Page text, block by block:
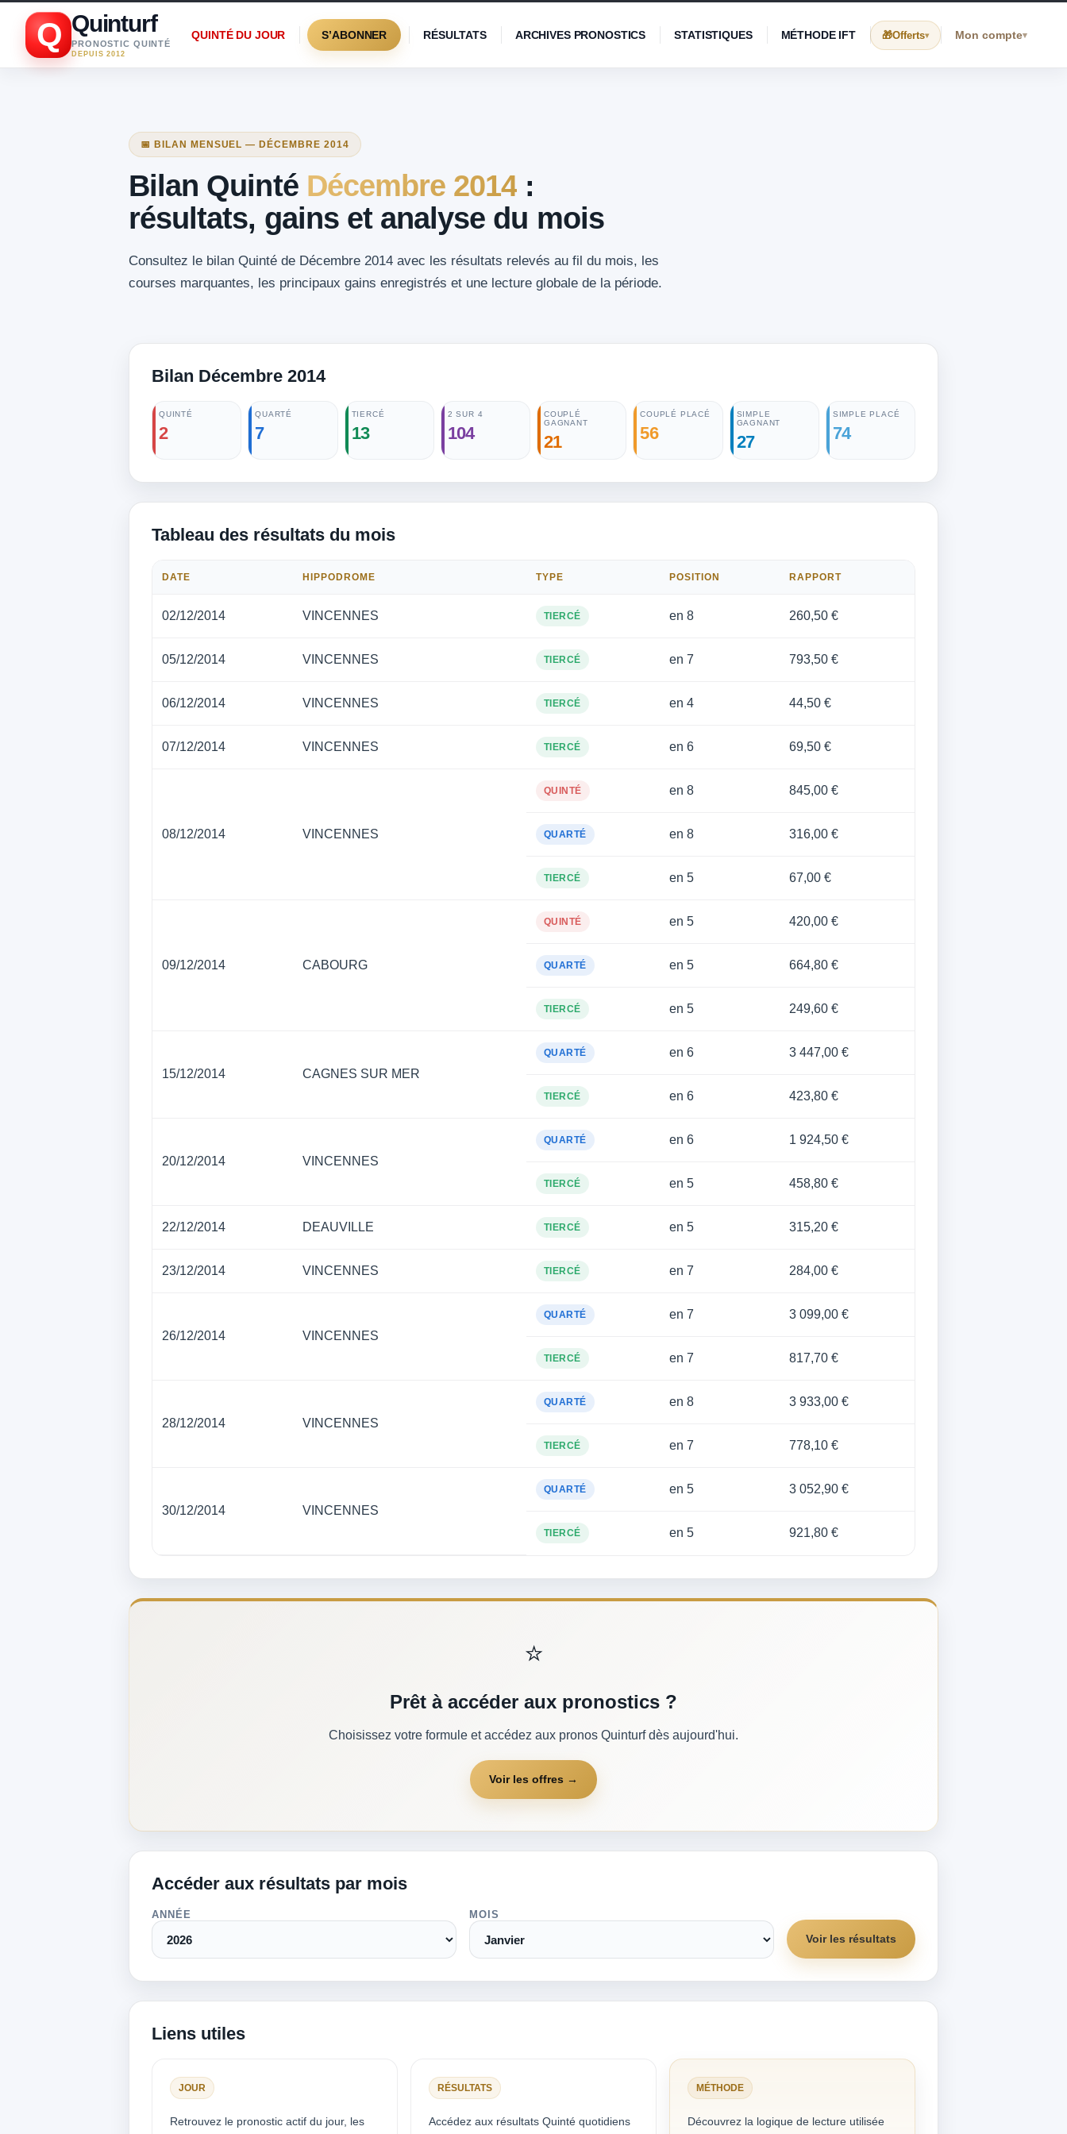
Q Quinturf
PRONOSTIC QUINTÉ
DEPUIS 2012
QUINTÉ DU JOUR S’ABONNER RÉSULTATS ARCHIVES PRONOSTICS STATISTIQUES MÉTHODE IFT Offerts▾ Mon compte▾
📅 BILAN MENSUEL — DÉCEMBRE 2014
Bilan Quinté Décembre 2014 :
résultats, gains et analyse du mois
Consultez le bilan Quinté de Décembre 2014 avec les résultats relevés au fil du mois, les
courses marquantes, les principaux gains enregistrés et une lecture globale de la période.
Bilan Décembre 2014
QUINTÉ
2
QUARTÉ
7
TIERCÉ
13
2 SUR 4
104
COUPLÉ
GAGNANT
21
COUPLÉ PLACÉ
56
SIMPLE
GAGNANT
27
SIMPLE PLACÉ
74
Tableau des résultats du mois
DATE HIPPODROME TYPE POSITION RAPPORT
02/12/2014 VINCENNES TIERCÉ en 8 260,50 €
05/12/2014 VINCENNES TIERCÉ en 7 793,50 €
06/12/2014 VINCENNES TIERCÉ en 4 44,50 €
07/12/2014 VINCENNES TIERCÉ en 6 69,50 €
08/12/2014 VINCENNES
QUINTÉ en 8 845,00 €
QUARTÉ en 8 316,00 €
TIERCÉ en 5 67,00 €
09/12/2014 CABOURG
QUINTÉ en 5 420,00 €
QUARTÉ en 5 664,80 €
TIERCÉ en 5 249,60 €
15/12/2014 CAGNES SUR MER
QUARTÉ en 6 3 447,00 €
TIERCÉ en 6 423,80 €
20/12/2014 VINCENNES
QUARTÉ en 6 1 924,50 €
TIERCÉ en 5 458,80 €
22/12/2014 DEAUVILLE TIERCÉ en 5 315,20 €
23/12/2014 VINCENNES TIERCÉ en 7 284,00 €
26/12/2014 VINCENNES
QUARTÉ en 7 3 099,00 €
TIERCÉ en 7 817,70 €
28/12/2014 VINCENNES
QUARTÉ en 8 3 933,00 €
TIERCÉ en 7 778,10 €
30/12/2014 VINCENNES
QUARTÉ en 5 3 052,90 €
TIERCÉ en 5 921,80 €
⭐
Prêt à accéder aux pronostics ?
Choisissez votre formule et accédez aux pronos Quinturf dès aujourd'hui.
Voir les offres →
Accéder aux résultats par mois
ANNÉE MOIS
Voir les résultats
Liens utiles
JOUR
Retrouvez le pronostic actif du jour, les
RÉSULTATS
Accédez aux résultats Quinté quotidiens
MÉTHODE
Découvrez la logique de lecture utilisée